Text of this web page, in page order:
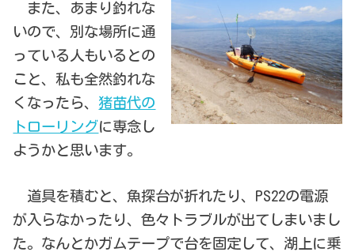
また、あまり釣れな
いので、別な場所に通
っている人もいるとの
こと、私も全然釣れな
くなったら、 猪苗代の
トローリングに専念し
ようかと思います。
道具を積むと、魚探台が折れたり、PS22の電源
が入らなかったり、色々トラブルが出てしまいまし
た。なんとかガムテープで台を固定して、湖上に乗